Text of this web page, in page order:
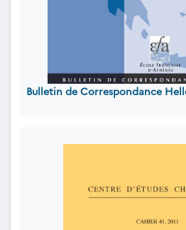
Bulletin de Correspondance